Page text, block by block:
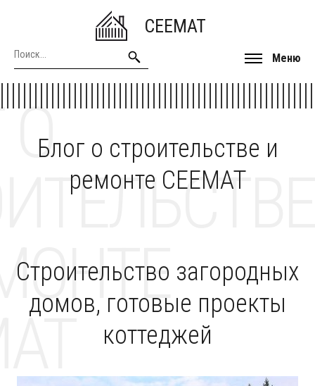
CEEMAT
Меню
Блог о строительстве и
ремонте CEEMAT
О
Строительство загородных
домов, готовые проекты
коттеджей